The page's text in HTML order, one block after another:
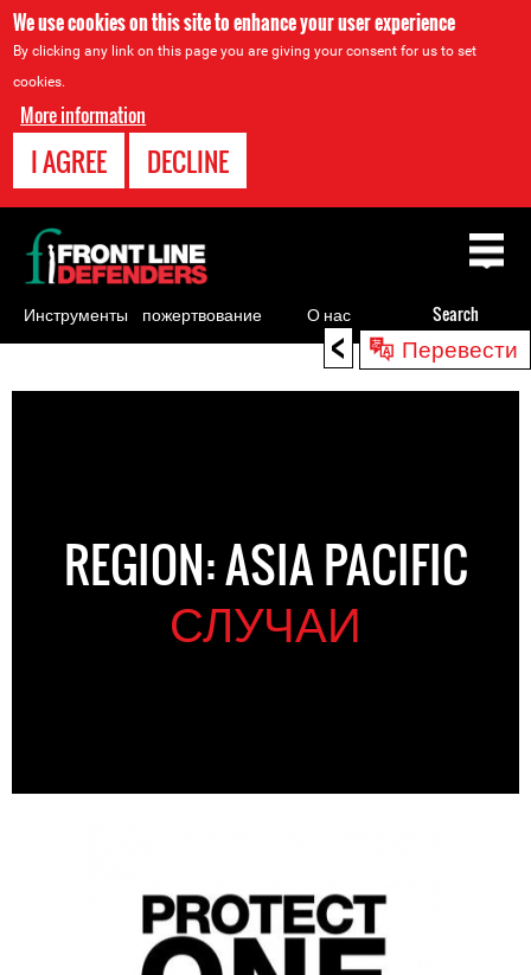
We use cookies on this site to enhance your user experience
By clicking any link on this page you are giving your consent for us to set
cookies.
More information
I AGREE DECLINE
< Перевести
to
REGION: ASIA PACIFIC
СЛУЧАИ
Back
to
top
Инструменты
для
пожертвование О нас Search